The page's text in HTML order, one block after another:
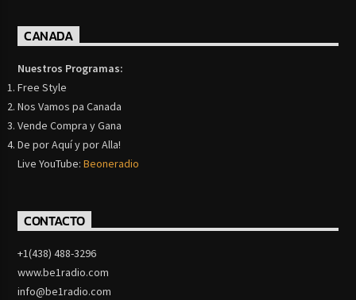
CANADA
Nuestros Programas:
Free Style
Nos Vamos pa Canada
Vende Compra y Gana
De por Aquí y por Alla!
Live YouTube:Beoneradio
CONTACTO
+1(438) 488-3296
www.be1radio.com
info@be1radio.com